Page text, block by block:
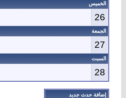
الخميس
26
الجمعة
27
السبت
28
إضافة حدث جديد